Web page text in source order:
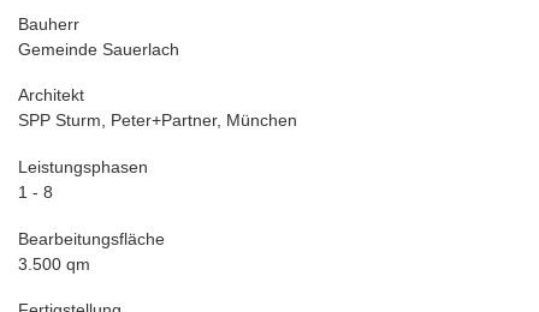
Bauherr
Gemeinde Sauerlach
Architekt
SPP Sturm, Peter+Partner, München
Leistungsphasen
1 - 8
Bearbeitungsfläche
3.500 qm